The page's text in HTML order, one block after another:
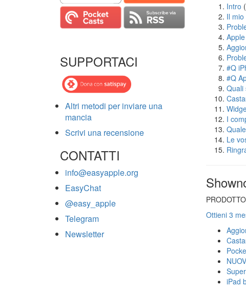
SUPPORTACI
Altri metodi per inviare una
mancia
Scrivi una recensione
CONTATTI
info@easyapple.org
EasyChat
@easy_apple
Telegram
Newsletter
Intro
Il
#Q
#Q
Quali
I
Le
Ottieni 3
iPad